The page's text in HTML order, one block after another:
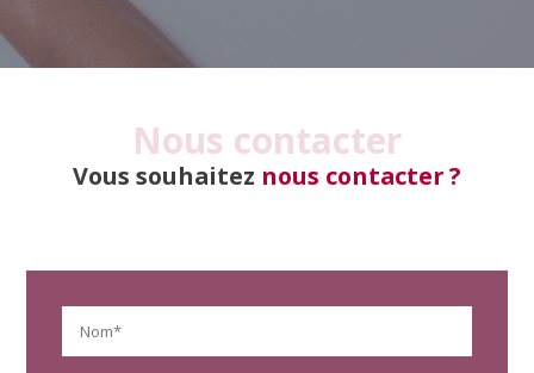
Nous contacter
Vous souhaitez nous contacter ?